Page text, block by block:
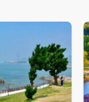
Add
to
wishlist